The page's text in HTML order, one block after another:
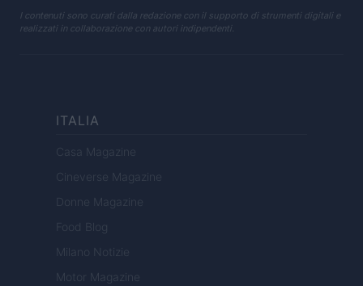
I contenuti sono curati dalla redazione con il supporto di strumenti digitali e
realizzati in collaborazione con autori indipendenti.
ITALIA
Casa Magazine
Cineverse Magazine
Donne Magazine
Food Blog
Milano Notizie
Motor Magazine